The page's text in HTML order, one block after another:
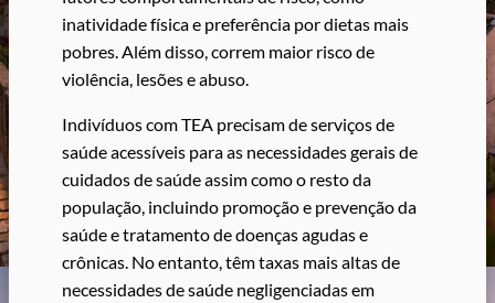
inatividade física e preferência por dietas mais
pobres. Além disso, correm maior risco de
violência, lesões e abuso.
Indivíduos com TEA precisam de serviços de
saúde acessíveis para as necessidades gerais de
cuidados de saúde assim como o resto da
população, incluindo promoção e prevenção da
saúde e tratamento de doenças agudas e
crônicas. No entanto, têm taxas mais altas de
necessidades de saúde negligenciadas em